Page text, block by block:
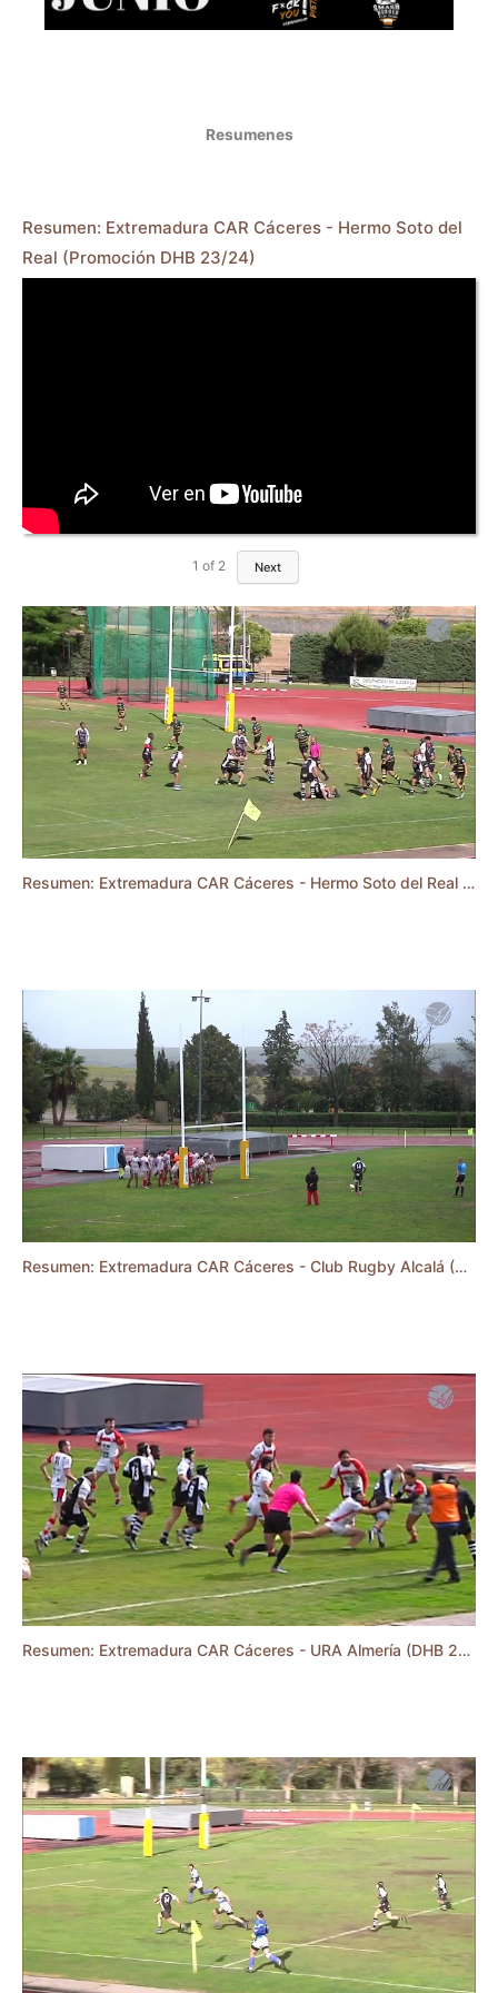
Resumenes
Resumen: Extremadura CAR Cáceres - Hermo Soto del
Real (Promoción DHB 23/24)
1 of 2 Next
Resumen: Extremadura CAR Cáceres - Hermo Soto del Real (Promoción DHB 23/24)
Resumen: Extremadura CAR Cáceres - Club Rugby Alcalá (DHB 23/24)
Resumen: Extremadura CAR Cáceres - URA Almería (DHB 23/24)